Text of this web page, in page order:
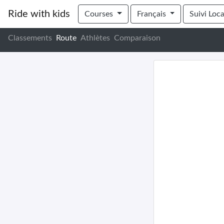
Ride with kids Courses Français Suivi
Classements Route Athlètes Comparaison